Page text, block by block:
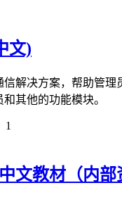
文)
信解决方案，帮助管
其他的功能模块。
1
文教材（内部